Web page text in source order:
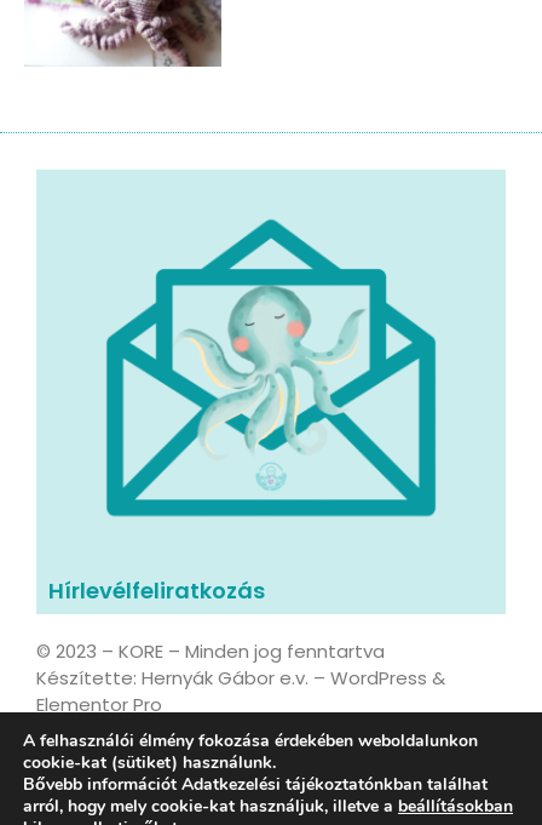
Hírlevélfeliratkozás
© 2023 – KORE – Minden jog fenntartva
Készítette: Hernyák Gábor e.v. – WordPress &
Elementor Pro
Adatvédelmi tájékoztató
A felhasználói élmény fokozása érdekében weboldalunkon
cookie-kat (sütiket) használunk.
Bővebb információt Adatkezelési tájékoztatónkban találhat
arról, hogy mely cookie-kat használjuk, illetve a beállításokban